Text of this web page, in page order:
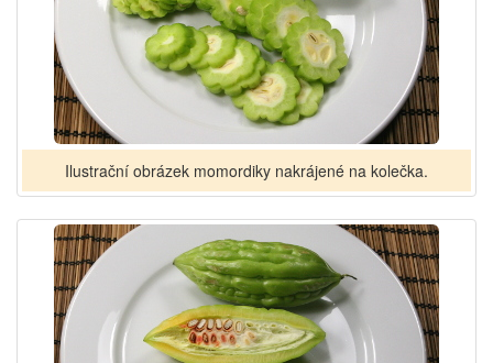
Ilustrační obrázek momordiky nakrájené na kolečka.